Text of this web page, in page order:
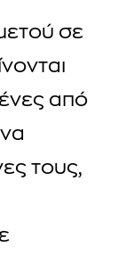
σε
από
τους,